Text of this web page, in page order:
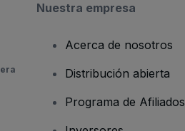
Nuestra empresa
Acerca de nosotros
Distribución abierta
Programa de Afiliados